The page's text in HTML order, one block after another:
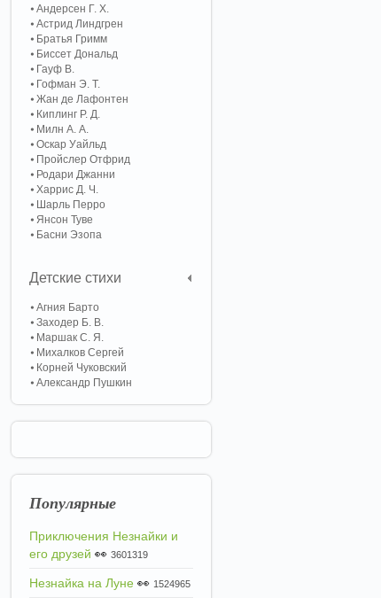
Андерсен Г. Х.
Астрид Линдгрен
Братья Гримм
Биссет Дональд
Гауф В.
Гофман Э. Т.
Жан де Лафонтен
Киплинг Р. Д.
Милн А. А.
Оскар Уайльд
Пройслер Отфрид
Родари Джанни
Харрис Д. Ч.
Шарль Перро
Янсон Туве
Басни Эзопа
Детские стихи
Агния Барто
Заходер Б. В.
Маршак С. Я.
Михалков Сергей
Корней Чуковский
Александр Пушкин
Популярные
Приключения Незнайки и
его друзей 👀 3601319
Незнайка на Луне 👀 1524965